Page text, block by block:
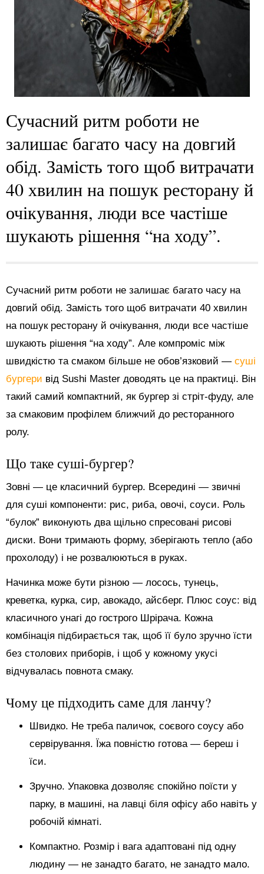
Сучасний ритм роботи не
залишає багато часу на довгий
обід. Замість того щоб витрачати
40 хвилин на пошук ресторану й
очікування, люди все частіше
шукають рішення “на ходу”.
Сучасний ритм роботи не залишає багато часу на
довгий обід. Замість того щоб витрачати 40 хвилин
на пошук ресторану й очікування, люди все частіше
шукають рішення “на ходу”. Але компроміс між
швидкістю та смаком більше не обов’язковий — суші
бургери від Sushi Master доводять це на практиці. Він
такий самий компактний, як бургер зі стріт-фуду, але
за смаковим профілем ближчий до ресторанного
ролу.
Що таке суші-бургер?
Зовні — це класичний бургер. Всередині — звичні
для суші компоненти: рис, риба, овочі, соуси. Роль
“булок” виконують два щільно спресовані рисові
диски. Вони тримають форму, зберігають тепло (або
прохолоду) і не розвалюються в руках.
Начинка може бути різною — лосось, тунець,
креветка, курка, сир, авокадо, айсберг. Плюс соус: від
класичного унагі до гострого Шрірача. Кожна
комбінація підбирається так, щоб її було зручно їсти
без столових приборів, і щоб у кожному укусі
відчувалась повнота смаку.
Чому це підходить саме для ланчу?
Швидко. Не треба паличок, соєвого соусу або
сервірування. Їжа повністю готова — береш і
їси.
Зручно. Упаковка дозволяє спокійно поїсти у
парку, в машині, на лавці біля офісу або навіть у
робочій кімнаті.
Компактно. Розмір і вага адаптовані під одну
людину — не занадто багато, не занадто мало.